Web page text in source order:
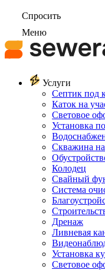
Спросить
Меню
Услуги
Септик под
Каток на
Световое
Установка
Скважина
Колодец
Свайный
Система
Дренаж
Ливневая
Установка
Световое